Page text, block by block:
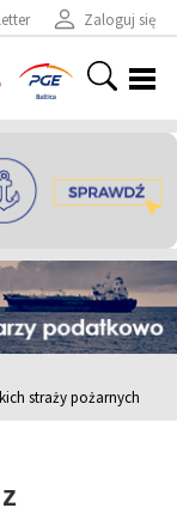
Zaloguj się
straży pożarnych